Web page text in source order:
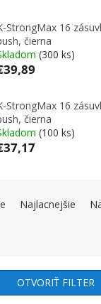
StrongMax 16
čierna
(300 ks)
StrongMax 16
čierna
(100 ks)
Najlacnejšie
OTVORIŤ FILTER